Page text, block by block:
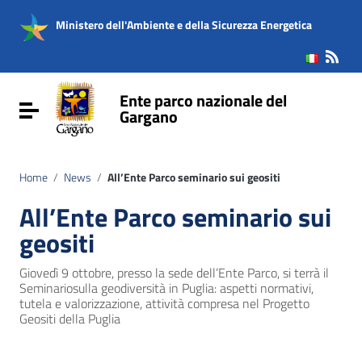
Vai al menu di navigazione
Vai al footer
Ministero dell'Ambiente e della Sicurezza Energetica
Attiva / disattiva la navigazioneEnte parco nazionale del
Gargano
Home / News / All’Ente Parco seminario sui geositi
All’Ente Parco seminario sui
geositi
Giovedì 9 ottobre, presso la sede dell’Ente Parco, si terrà il
Seminariosulla geodiversità in Puglia: aspetti normativi,
tutela e valorizzazione, attività compresa nel Progetto
Geositi della Puglia